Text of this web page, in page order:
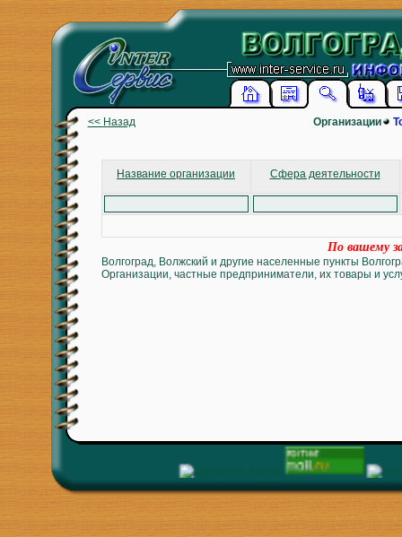
<< Назад Организации
Название организации Сфера деятельности
По вашему
Волгоград, Волжский и другие населенные пункты
Организации, частные предприниматели, их товары и